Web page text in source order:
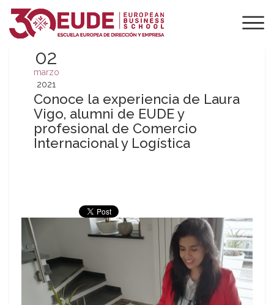
02
marzo
2021
Conoce la experiencia de Laura
Vigo, alumni de EUDE y
profesional de Comercio
Internacional y Logística